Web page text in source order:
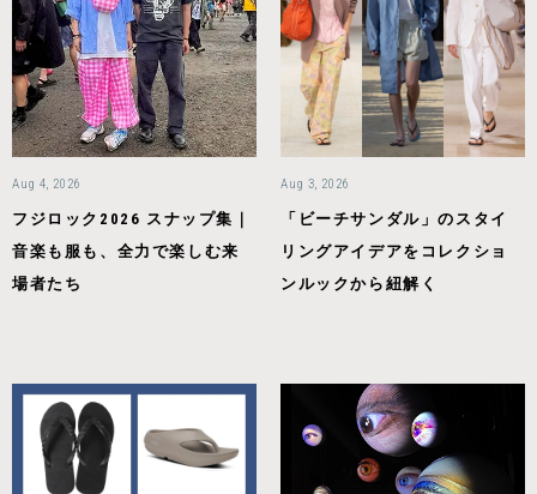
Aug 4, 2026
フジロック2026 スナップ集｜
音楽も服も、全力で楽しむ来
場者たち
Aug 3, 2026
「ビーチサンダル」のスタイ
リングアイデアをコレクショ
ンルックから紐解く